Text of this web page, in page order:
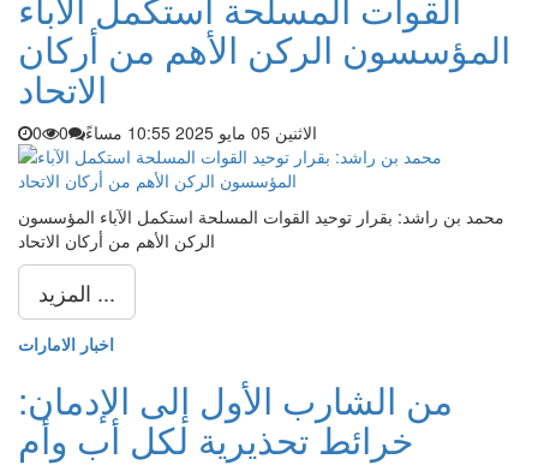
المؤسسون الركن الأهم من أركان
الاتحاد
الاثنين 05 مايو 2025 10:55 مساءً 0
0
محمد بن راشد: بقرار توحيد القوات المسلحة استكمل الآباء المؤسسون
الركن الأهم من أركان الاتحاد
المزيد ...
اخبار الامارات
من الشارب الأول إلى الإدمان:
خرائط تحذيرية لكل أب وأم